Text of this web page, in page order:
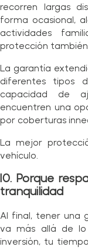
recorren largas
forma ocasional,
actividades
protección
La garantía
diferentes tipos
capacidad de
encuentren una
por coberturas
La mejor
vehículo.
10. Porque
tranquilidad
Al final, tener una
va más allá de
inversión, tu